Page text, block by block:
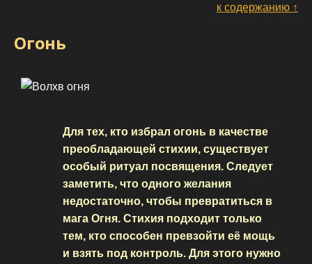
к содержанию ↑
Огонь
Для тех, кто избрал огонь в качестве
преобладающей стихии, существует
особый ритуал посвящения. Следует
заметить, что одного желания
недостаточно, чтобы превратиться в
мага Огня. Стихия подходит только
тем, кто способен превзойти её мощь
и взять под контроль. Для этого нужно